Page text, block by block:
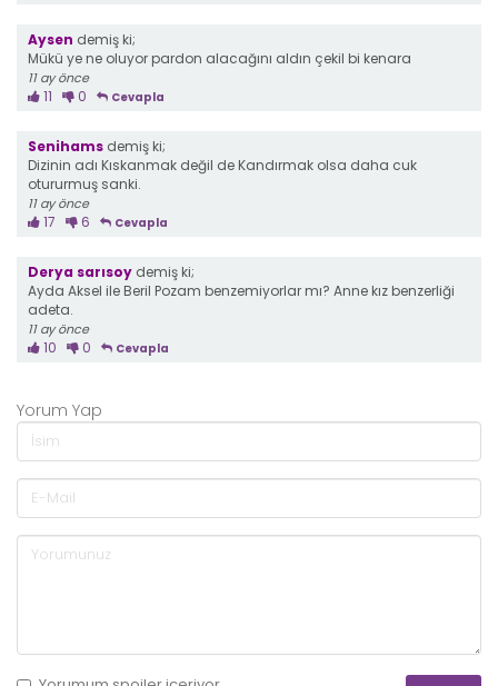
Aysen demiş ki;
Mükü ye ne oluyor pardon alacağını aldın çekil bi kenara
11 ay önce
11 0 Cevapla
Senihams demiş ki;
Dizinin adı Kıskanmak değil de Kandırmak olsa daha cuk
otururmuş sanki.
11 ay önce
17 6 Cevapla
Derya sarısoy demiş ki;
Ayda Aksel ile Beril Pozam benzemiyorlar mı? Anne kız benzerliği
adeta.
11 ay önce
10 0 Cevapla
Yorum Yap